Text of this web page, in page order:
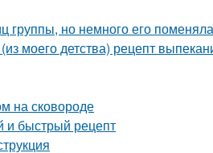
группы, но немного его
моего детства) рецепт
на сковороде
и быстрый рецепт